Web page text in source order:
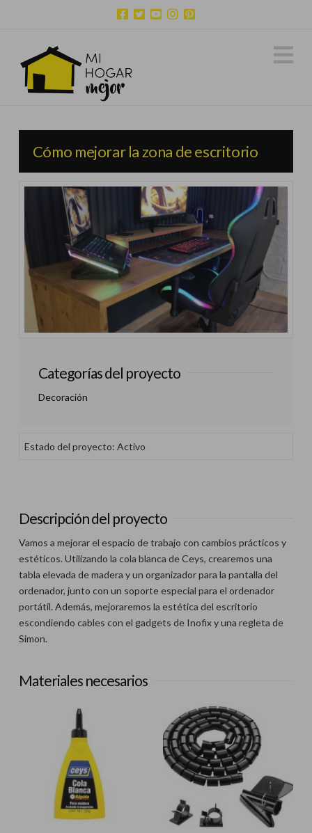
Cómo mejorar la zona de escritorio
Categorías del proyecto
Decoración
Estado del proyecto: Activo
Descripción del proyecto
Vamos a mejorar el espacio de trabajo con cambios prácticos y
estéticos. Utilizando la cola blanca de Ceys, crearemos una
tabla elevada de madera y un organizador para la pantalla del
ordenador, junto con un soporte especial para el ordenador
portátil. Además, mejoraremos la estética del escritorio
escondiendo cables con el gadgets de Inofix y una regleta de
Simon.
Materiales necesarios